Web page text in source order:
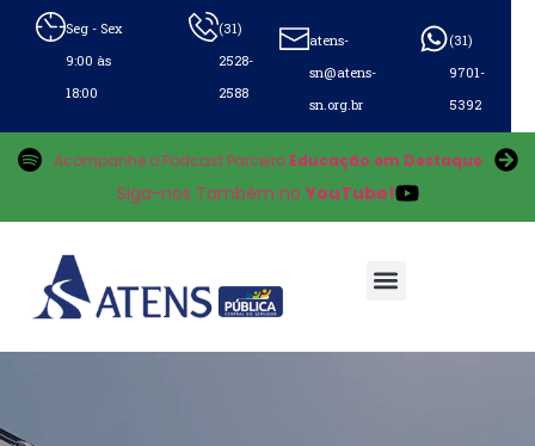
Seg - Sex
9:00 às
18:00
(31)
2528-
2588
atens-
sn@atens-
sn.org.br
(31)
9701-
5392
Acompanhe o Podcast Parceiro Educação em Destaque
Siga-nos Também no YouTube!